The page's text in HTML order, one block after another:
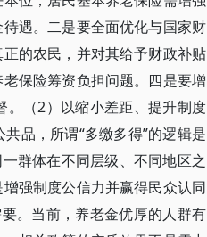
遇。二是要全面优化与国家财
的农民，并对其给予财政补贴
保险筹资负担问题。四是要增
。（2）以缩小差距、提升制度
品，所谓“多缴多得”的逻辑是
群体在不同层级、不同地区之
强制度公信力并赢得民众认同
。当前，养老金优厚的人群有